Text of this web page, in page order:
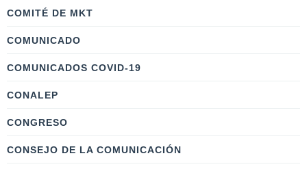
COMITÉ DE MKT
COMUNICADO
COMUNICADOS COVID-19
CONALEP
CONGRESO
CONSEJO DE LA COMUNICACIÓN